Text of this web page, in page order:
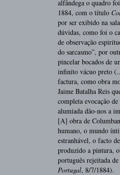
alfândega o quadro
1884, com o título
por ser exibido na
dúvidas, como foi o
de observação
do sarcasmo”, por
pincelar bocados de
infinito vácuo preto
factura, como obra
Jaime Batalha Reis
completa evocação
alumiada dão-nos a
[A] obra de
humano, o mundo
estranhável, o facto
produzido a pintura,
português rejeitada
Portugal, 8/7/1884).